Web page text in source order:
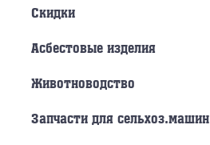
Скидки
Асбестовые изделия
Животноводство
Запчасти для сельхоз.машин